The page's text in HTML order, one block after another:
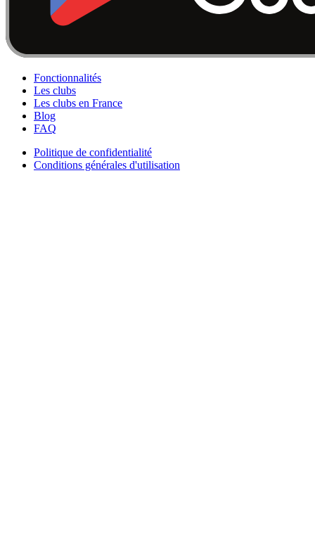
Fonctionnalités
Les clubs
Les clubs en France
Blog
FAQ
Politique de confidentialité
Conditions générales d'utilisation